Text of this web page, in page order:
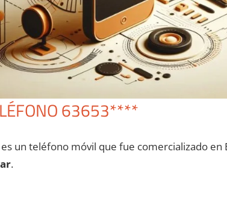
63653****
un teléfono móvil quе fue comercializado en
.